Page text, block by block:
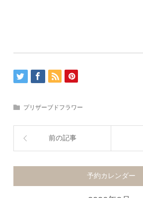
プリザーブドフラワー
前の記事
予約カレンダー